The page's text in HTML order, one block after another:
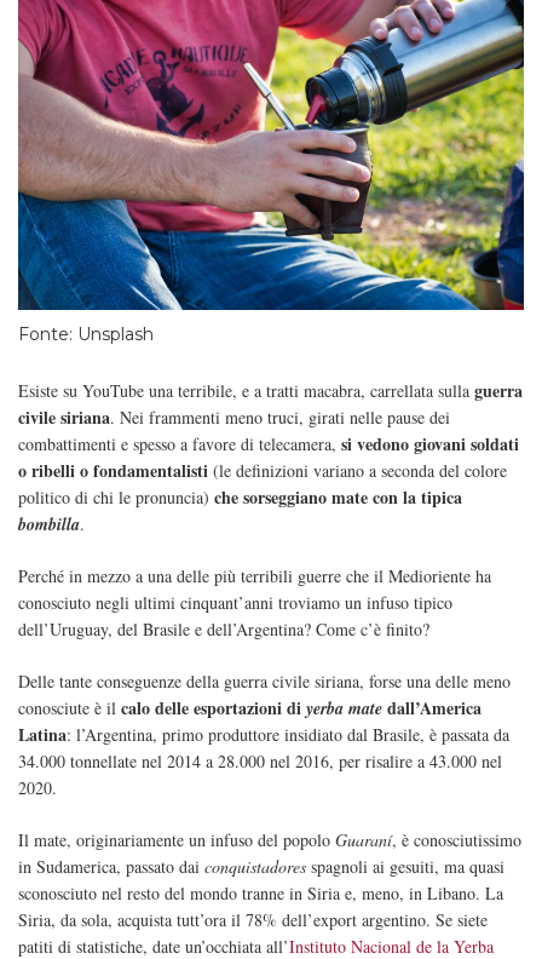
Fonte: Unsplash
Esiste su YouTube una terribile, e a tratti macabra, carrellata sulla guerra
civile siriana. Nei frammenti meno truci, girati nelle pause dei
combattimenti e spesso a favore di telecamera, si vedono giovani soldati
o ribelli o fondamentalisti (le definizioni variano a seconda del colore
politico di chi le pronuncia) che sorseggiano mate con la tipica
bombilla.
Perché in mezzo a una delle più terribili guerre che il Medioriente ha
conosciuto negli ultimi cinquant’anni troviamo un infuso tipico
dell’Uruguay, del Brasile e dell’Argentina? Come c’è finito?
Delle tante conseguenze della guerra civile siriana, forse una delle meno
conosciute è il calo delle esportazioni di yerba mate dall’America
Latina: l’Argentina, primo produttore insidiato dal Brasile, è passata da
34.000 tonnellate nel 2014 a 28.000 nel 2016, per risalire a 43.000 nel
2020.
Il mate, originariamente un infuso del popolo Guaraní, è conosciutissimo
in Sudamerica, passato dai conquistadores spagnoli ai gesuiti, ma quasi
sconosciuto nel resto del mondo tranne in Siria e, meno, in Libano. La
Siria, da sola, acquista tutt’ora il 78% dell’export argentino. Se siete
patiti di statistiche, date un’occhiata all’Instituto Nacional de la Yerba